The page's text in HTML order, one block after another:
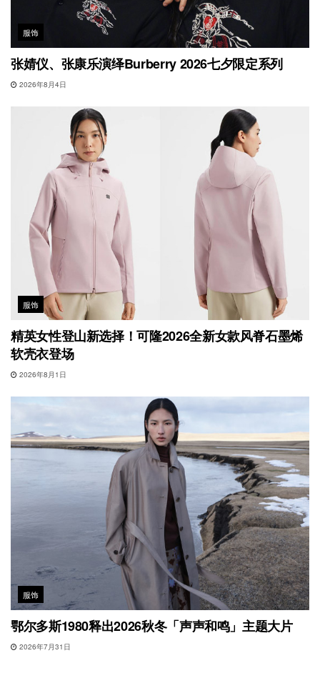
服饰
张婧仪、张康乐演绎Burberry 2026七夕限定系列
2026年8月4日
服饰
精英女性登山新选择！可隆2026全新女款风脊石墨烯
软壳衣登场
2026年8月1日
服饰
鄂尔多斯1980释出2026秋冬「声声和鸣」主题大片
2026年7月31日